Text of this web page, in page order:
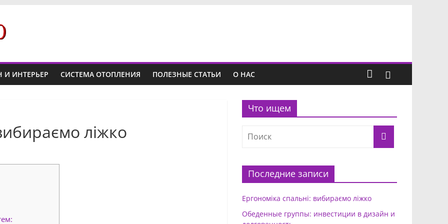
И ИНТЕРЬЕР СИСТЕМА ОТОПЛЕНИЯ ПОЛЕЗНЫЕ СТАТЬИ О НАС
ліжко
Что ищем
Последние записи
Ергономіка спальні: вибираємо ліжко
Обеденные группы: инвестиции в дизайн и